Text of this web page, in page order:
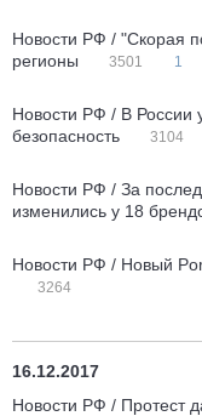
Новости РФ / "Скорая
регионы
3501 1
Новости РФ / В России
безопасность
3104
Новости РФ / За
изменились у 18
Новости РФ / Новый
3264
16.12.2017
Новости РФ / Протест